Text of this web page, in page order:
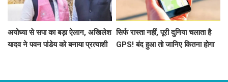
अयोध्या से सपा का बड़ा ऐलान, अखिलेश
यादव ने पवन पांडेय को बनाया प्रत्याशी
सिर्फ रास्ता नहीं, पूरी दुनिया चलाता है
GPS! बंद हुआ तो जानिए कितना होगा